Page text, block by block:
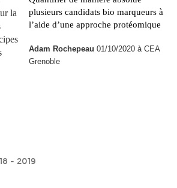
la
plusieurs candidats bio marqueurs à
l’aide d’une approche protéomique
Adam Rochepeau 01/10/2020 à CEA
Grenoble
- 2019